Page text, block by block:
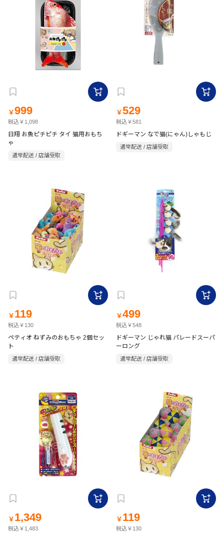
￥999
税込￥1,098
日翔 お魚ピチピチ タイ 猫用おもち
ゃ
通常配送 / 店舗受取
￥529
税込￥581
ドギーマン なで猫(にゃん)しゃもじ
通常配送 / 店舗受取
￥ 119
税込￥130
ペティオ ねずみのおもちゃ 2個セッ
ト
通常配送 / 店舗受取
￥499
税込￥548
ドギーマン じゃれ猫 パレードスーパ
ーロング
通常配送 / 店舗受取
￥ 1,349
税込￥1,483
￥ 119
税込￥130